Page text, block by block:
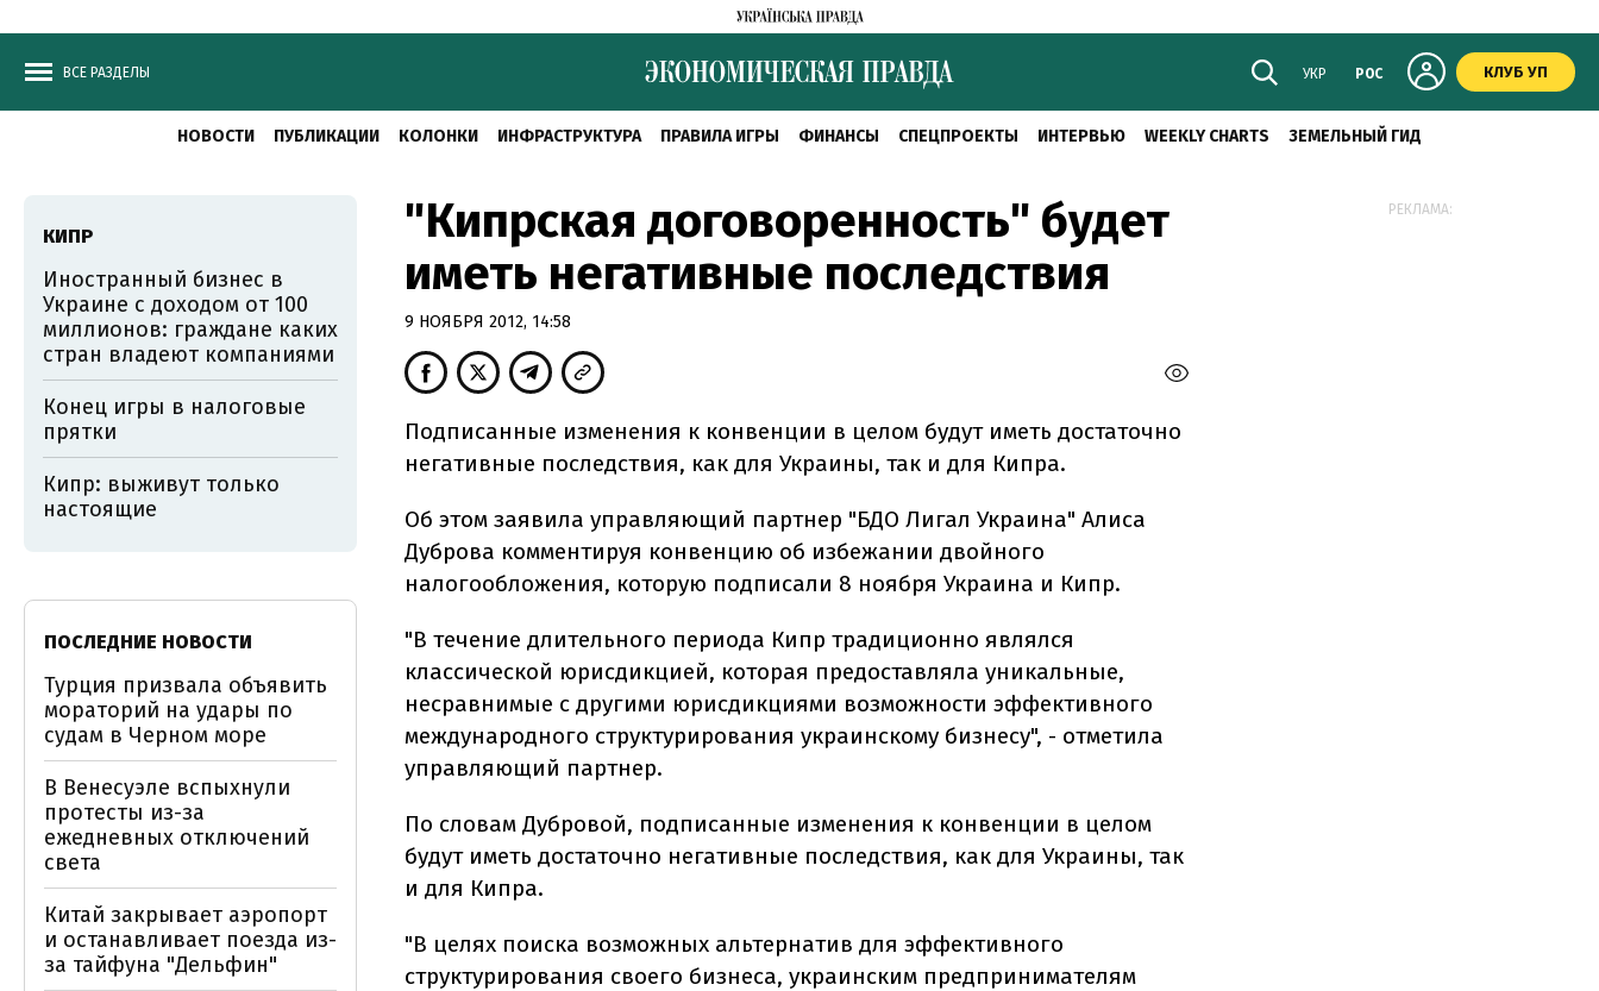
ВСЕ РАЗДЕЛЫ УКР РОС КЛУБ УП
НОВОСТИ ПУБЛИКАЦИИ КОЛОНКИ ИНФРАСТРУКТУРА ПРАВИЛА ИГРЫ ФИНАНСЫ СПЕЦПРОЕКТЫ ИНТЕРВЬЮ WEEKLY CHARTS ЗЕМЕЛЬНЫЙ ГИД
"Кипрская договоренность" будет
иметь негативные последствия
9 НОЯБРЯ 2012, 14:58
Подписанные изменения к конвенции в целом будут иметь достаточно
негативные последствия, как для Украины, так и для Кипра.
Об этом заявила управляющий партнер "БДО Лигал Украина" Алиса
Дуброва комментируя конвенцию об избежании двойного
налогообложения, которую подписали 8 ноября Украина и Кипр.
"В течение длительного периода Кипр традиционно являлся
классической юрисдикцией, которая предоставляла уникальные,
несравнимые с другими юрисдикциями возможности эффективного
международного структурирования украинскому бизнесу", - отметила
управляющий партнер.
По словам Дубровой, подписанные изменения к конвенции в целом
будут иметь достаточно негативные последствия, как для Украины, так
и для Кипра.
"В целях поиска возможных альтернатив для эффективного
структурирования своего бизнеса, украинским предпринимателям
КИПР
Иностранный бизнес в
Украине с доходом от 100
миллионов: граждане каких
стран владеют компаниями
Конец игры в налоговые
прятки
Кипр: выживут только
настоящие
ПОСЛЕДНИЕ НОВОСТИ
Турция призвала объявить
мораторий на удары по
судам в Черном море
В Венесуэле вспыхнули
протесты из-за
ежедневных отключений
света
Китай закрывает аэропорт
и останавливает поезда из-
за тайфуна "Дельфин"
РЕКЛАМА: